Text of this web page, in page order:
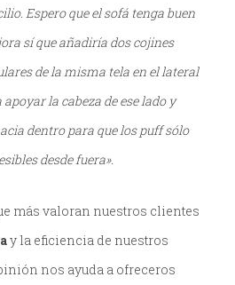
Espero que el sofá tenga buen
sí que añadiría dos cojines
de la misma tela en el lateral
la cabeza de ese lado y
dentro para que los puff sólo
desde fuera».
más valoran nuestros clientes
y la eficiencia de nuestros
nos ayuda a ofreceros